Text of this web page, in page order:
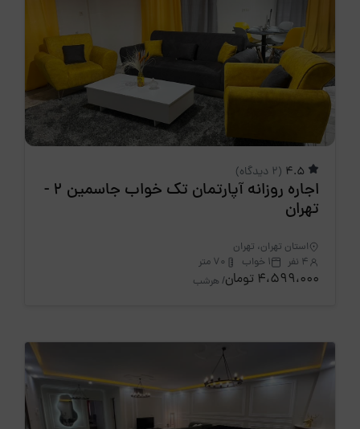
(2 دیدگاه)
اجاره روزانه آپارتمان تک خواب جاسمین 2 -
تهران
استان تهران، تهران
4 نفر
1 خواب 70 متر
4،599،000 تومان / هرشب